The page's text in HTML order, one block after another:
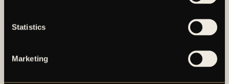
Statistics
Marketing